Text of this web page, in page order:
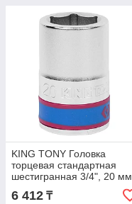
KING TONY Головка
торцевая стандартная
шестигранная 3/4", 20 мм
6 412 ₸